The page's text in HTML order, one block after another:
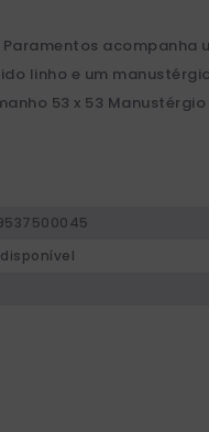
linho e um
53 x 53